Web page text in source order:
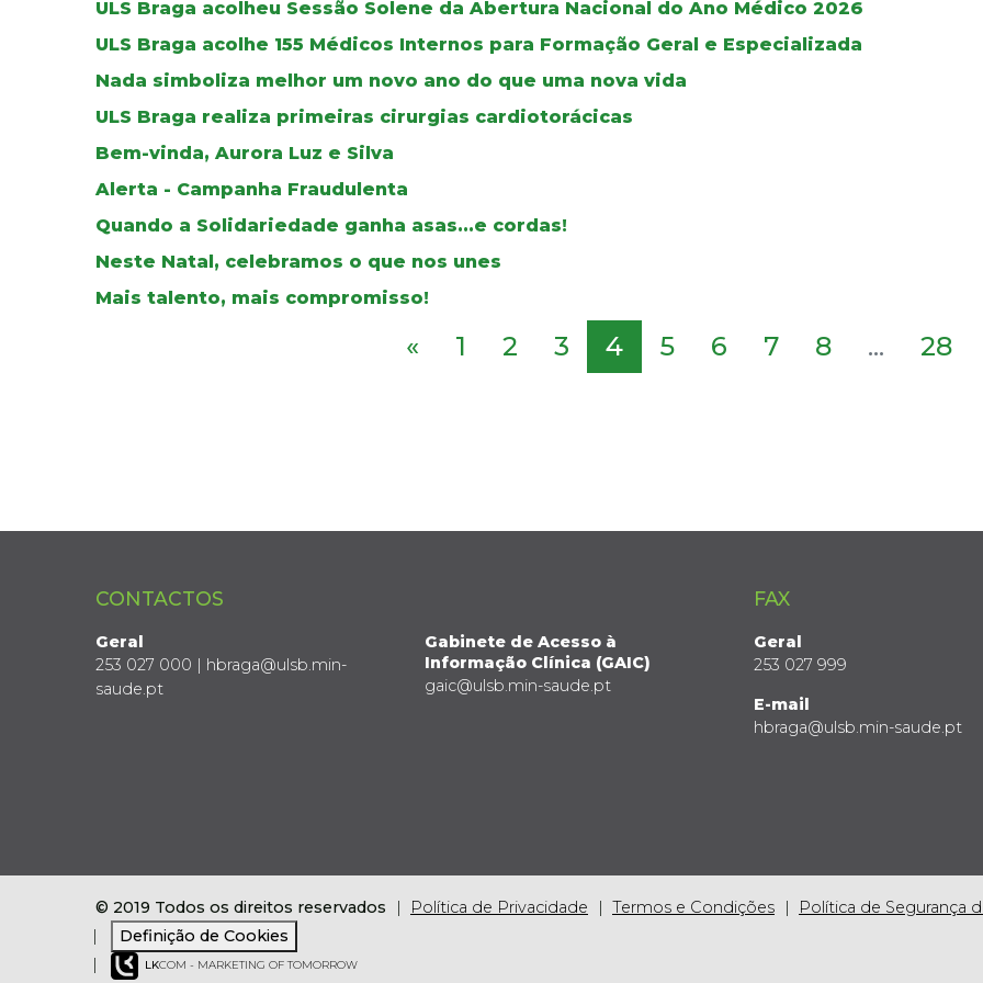
ULS Braga acolheu Sessão Solene da Abertura Nacional do Ano Médico 2026
ULS Braga acolhe 155 Médicos Internos para Formação Geral e Especializada
Nada simboliza melhor um novo ano do que uma nova vida
ULS Braga realiza primeiras cirurgias cardiotorácicas
Bem-vinda, Aurora Luz e Silva
Alerta - Campanha Fraudulenta
Quando a Solidariedade ganha asas...e cordas!
Neste Natal, celebramos o que nos unes
Mais talento, mais compromisso!
« 1 2 3 4 5 6 7 8 ... 28
CONTACTOS
Geral
253 027 000 | hbraga@ulsb.min-
saude.pt
Gabinete de Acesso à
Informação Clínica (GAIC)
gaic@ulsb.min-saude.pt
FAX
Geral
253 027 999
E-mail
hbraga@ulsb.min-saude.pt
© 2019 Todos os direitos reservados Política de Privacidade Termos e Condições
Política de Segurança
Definição de Cookies
LKCOM - MARKETING OF TOMORROW